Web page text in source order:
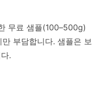
무료 샘플(100–500g)
부담합니다. 샘플은 보
.